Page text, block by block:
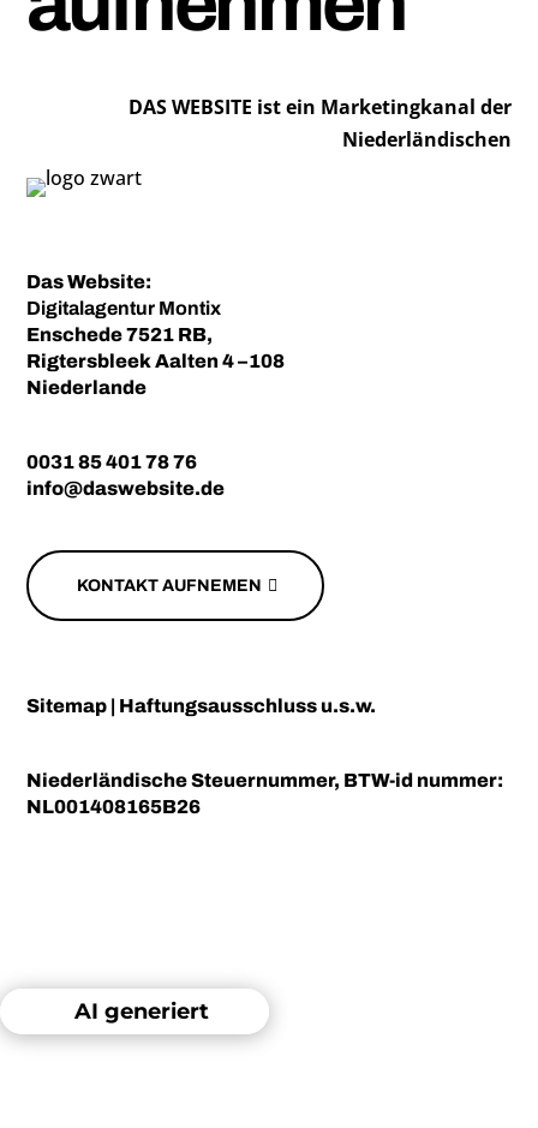
DAS WEBSITE ist ein Marketingkanal der
Niederländischen
Das Website:
Digitalagentur Montix
Enschede 7521 RB,
Rigtersbleek Aalten 4 –108
Niederlande
0031 85 401 78 76
info@daswebsite.de
KONTAKT AUFNEMEN
Sitemap | Haftungsausschluss u.s.w.
Niederländische Steuernummer, BTW-id nummer:
NL001408165B26
AI generiert